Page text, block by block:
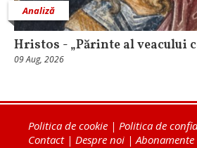
Analiză
Hristos - „Părinte al veacului
09 Aug, 2026
Politica de cookie | Politica de
Contact| Despre noi |Abonamente